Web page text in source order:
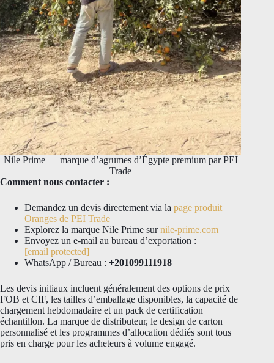
Nile Prime — marque d’agrumes d’Égypte premium par PEI
Trade
Comment nous contacter :
Demandez un devis directement via la page produit
Oranges de PEI Trade
Explorez la marque Nile Prime surnile-prime.com
Envoyez un e-mail au bureau d’exportation :
[email protected]
WhatsApp / Bureau : +201099111918
Les devis initiaux incluent généralement des options de prix
FOB et CIF, les tailles d’emballage disponibles, la capacité de
chargement hebdomadaire et un pack de certification
échantillon. La marque de distributeur, le design de carton
personnalisé et les programmes d’allocation dédiés sont tous
pris en charge pour les acheteurs à volume engagé.